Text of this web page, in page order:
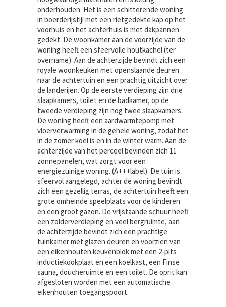
onderhouden. Het is een schitterende woning
in boerderijstijl met een rietgedekte kap op het
voorhuis en het achterhuis is met dakpannen
gedekt. De woonkamer aan de voorzijde van de
woning heeft een sfeervolle houtkachel (ter
overname). Aan de achterzijde bevindt zich een
royale woonkeuken met openslaande deuren
naar de achtertuin en een prachtig uitzicht over
de landerijen. Op de eerste verdieping zijn drie
slaapkamers, toilet en de badkamer, op de
tweede verdieping zijn nog twee slaapkamers.
De woning heeft een aardwarmtepomp met
vloerverwarming in de gehele woning, zodat het
in de zomer koel is en in de winter warm. Aan de
achterzijde van het perceel bevinden zich 11
zonnepanelen, wat zorgt voor een
energiezuinige woning. (A+++label). De tuin is
sfeervol aangelegd, achter de woning bevindt
zich een gezellig terras, de achtertuin heeft een
grote omheinde speelplaats voor de kinderen
en een groot gazon. De vrijstaande schuur heeft
een zolderverdieping en veel bergruimte, aan
de achterzijde bevindt zich een prachtige
tuinkamer met glazen deuren en voorzien van
een eikenhouten keukenblok met een 2-pits
inductiekookplaat en een koelkast, een Finse
sauna, doucheruimte en een toilet. De oprit kan
afgesloten worden met een automatische
eikenhouten toegangspoort.